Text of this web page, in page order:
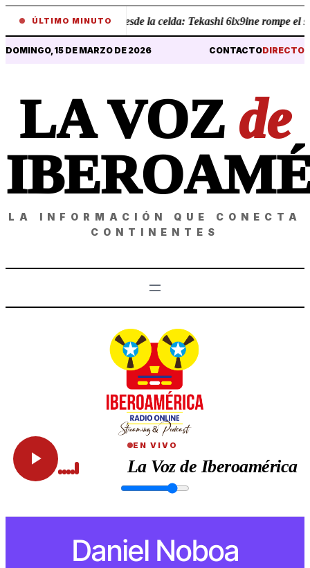
ÚLTIMO MINUTO
Revelaciones desde la celda: Tekashi 6ix9ine rompe el
DOMINGO, 15 DE MARZO DE 2026 CONTACTODIRECTO
LA VOZ de
LA INFORMACIÓN QUE CONECTA
CONTINENTES
EN VIVO
La Voz de Iberoamérica
Daniel Noboa